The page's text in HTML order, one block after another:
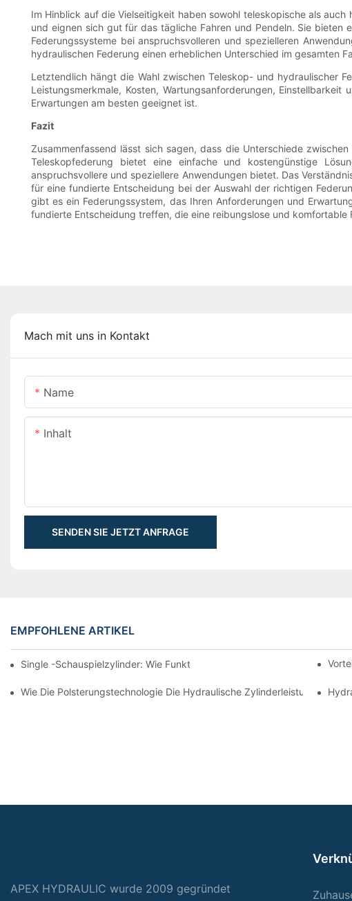
Im Hinblick auf die Vielseitigkeit haben sowohl teleskopische als
und eignen sich gut für das tägliche Fahren und Pendeln. Sie bieten
Federungssysteme bei anspruchsvolleren und spezielleren
hydraulischen Federung einen erheblichen Unterschied im gesamten
Letztendlich hängt die Wahl zwischen Teleskop- und hydraulischer
Leistungsmerkmale, Kosten, Wartungsanforderungen,
Erwartungen am besten geeignet ist.
Fazit
Zusammenfassend lässt sich sagen, dass die Unterschiede
Teleskopfederung bietet eine einfache und kostengünstige
anspruchsvollere und speziellere Anwendungen bietet. Das
für eine fundierte Entscheidung bei der Auswahl der richtigen
gibt es ein Federungssystem, das Ihren Anforderungen und
fundierte Entscheidung treffen, die eine reibungslose und
Mach mit uns in Kontakt
Name
Inhalt
SENDEN SIE JETZT ANFRAGE
EMPFOHLENE ARTIKEL
Single -Schauspielzylinder: Wie Funktioniert Es & Gemeinsame
Wie Die Polsterungstechnologie Die Hydraulische Zylinderleistung
APEX HYDRAULIC wurde 2009 gegründet